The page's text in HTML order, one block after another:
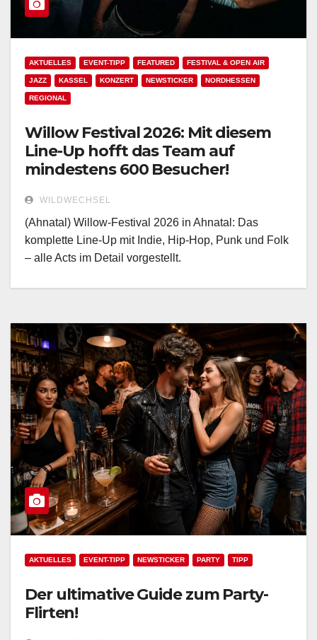
AKTUELLES EVENT-TIPP FEATURED FESTIVAL & OPEN AIR
JAZZ KASSEL KONZERT NEWSTICKER NORDHESSEN
REGIONAL
Willow Festival 2026: Mit diesem
Line-Up hofft das Team auf
mindestens 600 Besucher!
WILDWECHSEL
(Ahnatal) Willow-Festival 2026 in Ahnatal: Das
komplette Line-Up mit Indie, Hip-Hop, Punk und Folk
– alle Acts im Detail vorgestellt.
AKTUELLES EVENT-TIPP NEWSTICKER PARTY TIPP
Der ultimative Guide zum Party-
Flirten!